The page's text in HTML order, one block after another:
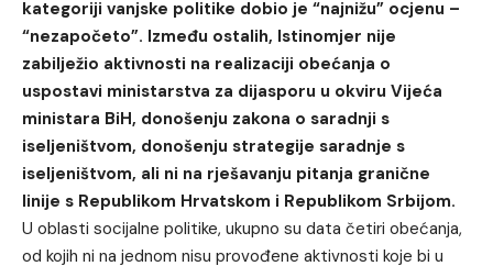
kategoriji vanjske politike dobio je “najnižu” ocjenu –
“nezapočeto”. Između ostalih, Istinomjer nije
zabilježio aktivnosti na realizaciji obećanja o
uspostavi ministarstva za dijasporu u okviru Vijeća
ministara BiH, donošenju zakona o saradnji s
iseljeništvom, donošenju strategije saradnje s
iseljeništvom, ali ni na rješavanju pitanja granične
linije s Republikom Hrvatskom i Republikom Srbijom.
U oblasti socijalne politike, ukupno su data četiri obećanja,
od kojih ni na jednom nisu provođene aktivnosti koje bi u